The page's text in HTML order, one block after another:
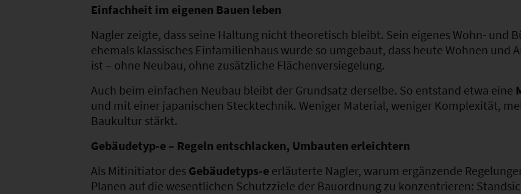
Einfachheit im eigenen Bauen leben
Nagler zeigte, dass seine Haltung nicht theoretisch bleibt. Sein eigenes Wohn- und
ehemals klassisches Einfamilienhaus wurde so umgebaut, dass heute Wohnen und
ist – ohne Neubau, ohne zusätzliche Flächenversiegelung.
Auch beim einfachen Neubau bleibt der Grundsatz derselbe. So entstand etwa eine
und mit einer japanischen Stecktechnik. Weniger Material, weniger Komplexität,
Baukultur stärkt.
Gebäudetyp-e – Regeln entschlacken, Umbauten erleichtern
Als Mitinitiator des Gebäudetyps-e erläuterte Nagler, warum ergänzende
Planen auf die wesentlichen Schutzziele der Bauordnung zu konzentrieren: